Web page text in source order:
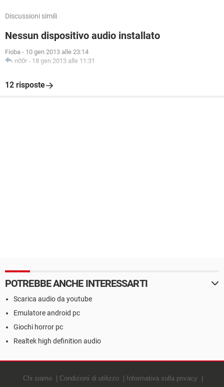
Discussioni simili
Nessun dispositivo audio installato
Fioba - 10 gen 2013 alle 23:14
n00r - 18 gen 2013 alle 11:31
12 risposte
POTREBBE ANCHE INTERESSARTI
Scarica audio da youtube
Emulatore android pc
Giochi horror pc
Realtek high definition audio
Chi siamo Condizioni di utilizzo Informativa sulla privacy